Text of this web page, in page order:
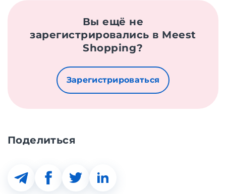
Вы ещё не
зарегистрировались в Meest
Shopping?
Зарегистрироваться
Поделиться